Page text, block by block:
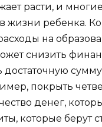
расти, и
жизни ребенка.
на
снизить
покрыть
денег,
которые берут